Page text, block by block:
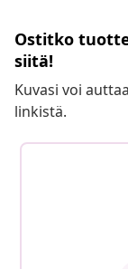
Ostitko
siitä!
Kuvasi voi
linkistä.